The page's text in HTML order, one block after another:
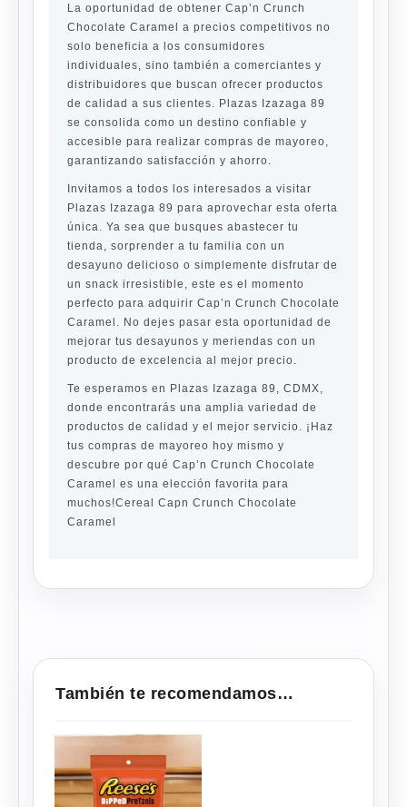
La oportunidad de obtener Cap’n Crunch
Chocolate Caramel a precios competitivos no
solo beneficia a los consumidores
individuales, sino también a comerciantes y
distribuidores que buscan ofrecer productos
de calidad a sus clientes. Plazas Izazaga 89
se consolida como un destino confiable y
accesible para realizar compras de mayoreo,
garantizando satisfacción y ahorro.
Invitamos a todos los interesados a visitar
Plazas Izazaga 89 para aprovechar esta oferta
única. Ya sea que busques abastecer tu
tienda, sorprender a tu familia con un
desayuno delicioso o simplemente disfrutar de
un snack irresistible, este es el momento
perfecto para adquirir Cap’n Crunch Chocolate
Caramel. No dejes pasar esta oportunidad de
mejorar tus desayunos y meriendas con un
producto de excelencia al mejor precio.
Te esperamos en Plazas Izazaga 89, CDMX,
donde encontrarás una amplia variedad de
productos de calidad y el mejor servicio. ¡Haz
tus compras de mayoreo hoy mismo y
descubre por qué Cap’n Crunch Chocolate
Caramel es una elección favorita para
muchos!Cereal Capn Crunch Chocolate
Caramel
También te recomendamos…